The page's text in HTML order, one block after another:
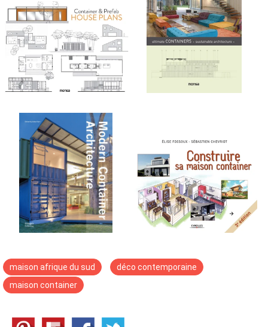
maison afrique du sud
déco contemporaine
maison container